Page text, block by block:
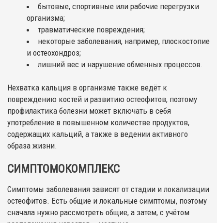
бытовые, спортивные или рабочие перегрузки
организма;
травматические повреждения;
некоторые заболевания, например, плоскостопие
и остеохондроз;
лишний вес и нарушение обменных процессов.
Нехватка кальция в организме также ведёт к
повреждению костей и развитию остеофитов, поэтому
профилактика болезни может включать в себя
употребление в повышенном количестве продуктов,
содержащих кальций, а также в ведении активного
образа жизни.
СИМПТОМОКОМПЛЕКС
Симптомы заболевания зависят от стадии и локализации
остеофитов. Есть общие и локальные симптомы, поэтому
сначала нужно рассмотреть общие, а затем, с учётом